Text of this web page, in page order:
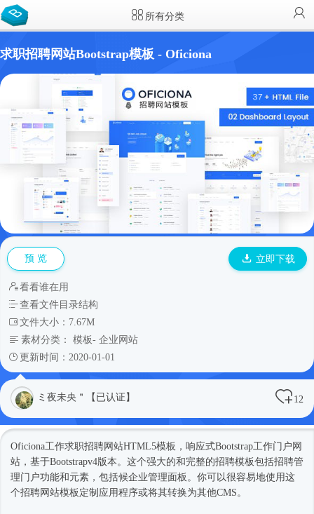
所有分类
求职招聘网站Bootstrap模板 - Oficiona
预 览 立即下载
看看谁在用
查看文件目录结构
文件大小：7.67M
素材分类： 模板- 企业网站
更新时间：2020-01-01
ミ夜未央＂【已认证】 12
Oficiona工作求职招聘网站HTML5模板 ， 响应式Bootstrap工作门户网
站，基于Bootstrapv4版本。这个强大的和完整的招聘模板包括招聘管
理门户功能和元素，包括候企业管理面板。你可以很容易地使用这
个招聘网站模板 定制应用程序或将其转换为其他CMS。